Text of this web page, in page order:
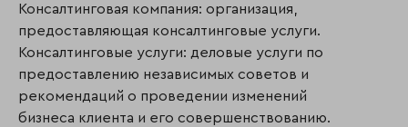
Консалтинговая компания: организация,
предоставляющая консалтинговые услуги.
Консалтинговые услуги: деловые услуги по
предоставлению независимых советов и
рекомендаций о проведении изменений
бизнеса клиента и его совершенствованию.